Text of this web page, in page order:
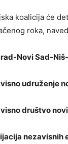
koalicija će
roka,
Novi Sad-
udruženje
društvo
nezavisnih